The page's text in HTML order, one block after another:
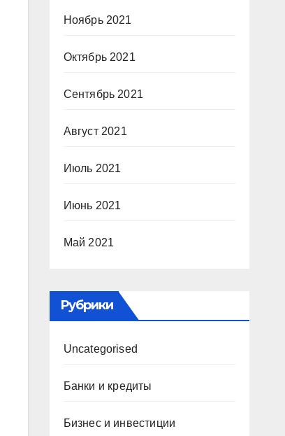
Ноябрь 2021
Октябрь 2021
Сентябрь 2021
Август 2021
Июль 2021
Июнь 2021
Май 2021
Рубрики
Uncategorised
Банки и кредиты
Бизнес и инвестиции